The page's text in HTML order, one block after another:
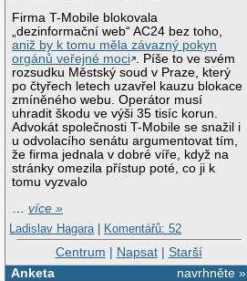
Firma T-Mobile blokovala
„dezinformační web“ AC24 bez toho,
aniž by k tomu měla závazný pokyn
orgánů veřejné moci . Píše to ve svém
rozsudku Městský soud v Praze, který
po čtyřech letech uzavřel kauzu blokace
zmíněného webu. Operátor musí
uhradit škodu ve výši 35 tisíc korun.
Advokát společnosti T-Mobile se snažil i
u odvolacího senátu argumentovat tím,
že firma jednala v dobré víře, když na
stránky omezila přístup poté, co ji k
tomu vyzvalo
…více »
Ladislav Hagara | Komentářů: 52
Centrum | Napsat| Starší
navrhněte »
Anketa